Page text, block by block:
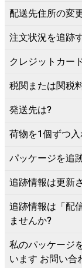
配送先住所の変
注文状況を追跡
クレジットカー
税関または関税
発送先は?
荷物を1個ずつ
パッケージを追
追跡情報は更新
追跡情報は「配
ませんか?
私のパッケージ
います お問い合